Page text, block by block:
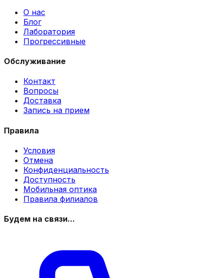
О нас
Блог
Лаборатория
Прогрессивные
Обслуживание
Контакт
Вопросы
Доставка
Запись на прием
Правила
Условия
Отмена
Конфиденциальность
Доступность
Мобильная оптика
Правила филиалов
Будем на связи...